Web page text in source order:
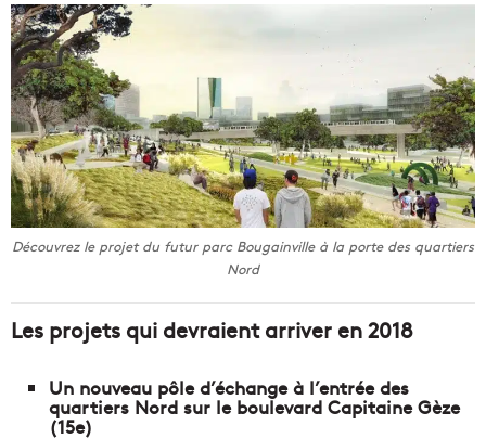
Découvrez le projet du futur parc Bougainville à la porte des quartiers
Nord
Les projets qui devraient arriver en 2018
Un nouveau pôle d’échange à l’entrée des
quartiers Nord sur le boulevard Capitaine Gèze
(15e)